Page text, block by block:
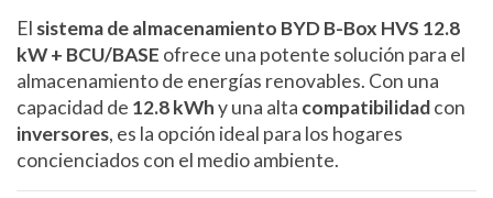
El sistema de almacenamiento BYD B-Box HVS 12.8
kW + BCU/BASE ofrece una potente solución para el
almacenamiento de energías renovables. Con una
capacidad de 12.8kWhy una alta compatibilidadcon
inversores, es la opción ideal para los hogares
concienciados con el medio ambiente.